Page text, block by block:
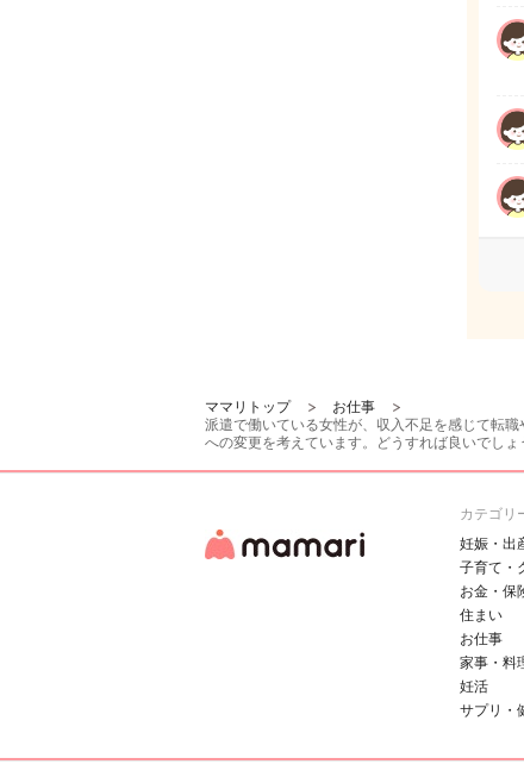
ママリトップ
お仕事
派遣で働いている女性が、収入不足を感じて転
への変更を考えています。どうすれば良いでしょ
カテゴリ
妊娠・出
子育て・
お金・保
住まい
お仕事
家事・料
妊活
サプリ・